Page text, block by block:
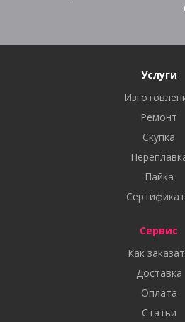
Услуги
Ремонт
Скупка
Пайка
Сервис
Как
Доставка
Оплата
Статьи